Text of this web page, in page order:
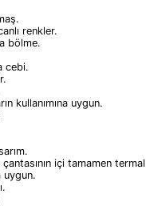
renkler.
bölme.
cebi.
kullanımına uygun.
içi tamamen
uygun.